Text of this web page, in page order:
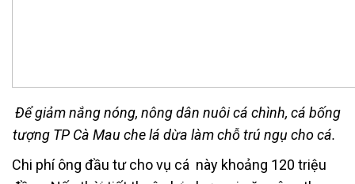
Ðể giảm nắng nóng, nông dân nuôi cá chình, cá bống
tượng TP Cà Mau che lá dừa làm chỗ trú ngụ cho cá.
Chi phí ông đầu tư cho vụ cá này khoảng 120 triệu